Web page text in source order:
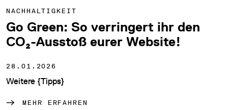
NACHHALTIGKEIT
Go Green: So verringert ihr den
CO₂-Ausstoß eurer Website!
28.01.2026
Weitere {Tipps}
MEHR ERFAHREN